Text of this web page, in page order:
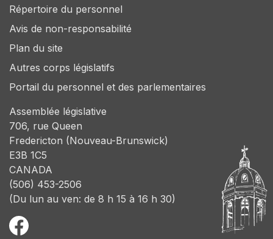
Répertoire du personnel
Avis de non-responsabilité
Plan du site
Autres corps législatifs
Portail du personnel et des parlementaires
Assemblée législative
706, rue Queen
Fredericton (Nouveau-Brunswick)
E3B 1C5
CANADA
(506) 453-2506
(Du lun au ven: de 8 h 15 à 16 h 30)